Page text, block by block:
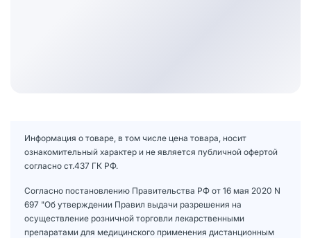
Информация о товаре, в том числе цена товара, носит
ознакомительный характер и не является публичной офертой
согласно ст.437 ГК РФ.
Согласно постановлению Правительства РФ от 16 мая 2020 N
697 "Об утверждении Правил выдачи разрешения на
осуществление розничной торговли лекарственными
препаратами для медицинского применения дистанционным